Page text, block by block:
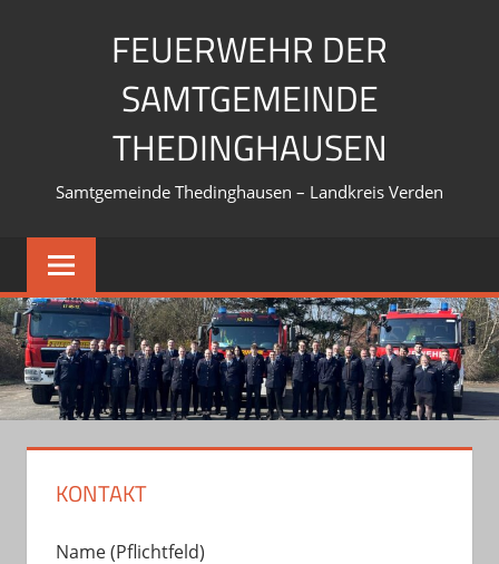
FEUERWEHR DER
SAMTGEMEINDE
THEDINGHAUSEN
Samtgemeinde Thedinghausen – Landkreis Verden
KONTAKT
Name (Pflichtfeld)